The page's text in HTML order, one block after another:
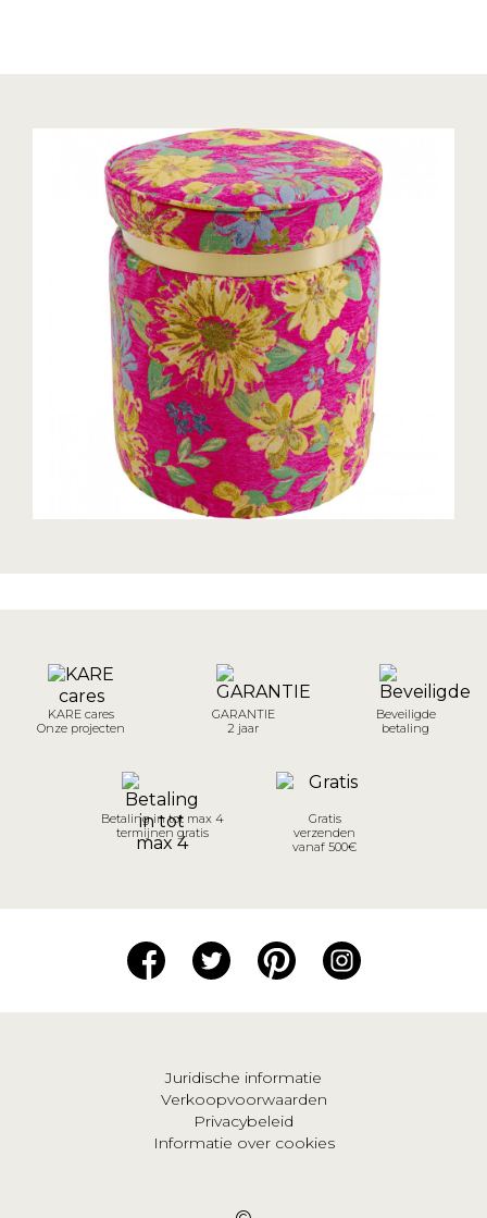
KARE cares
Onze projecten
GARANTIE
2 jaar
Beveiligde
betaling
Betaling in tot max 4
termijnen gratis
Gratis
verzenden
vanaf 500€
Juridische informatie
Verkoopvoorwaarden
Privacybeleid
Informatie over cookies